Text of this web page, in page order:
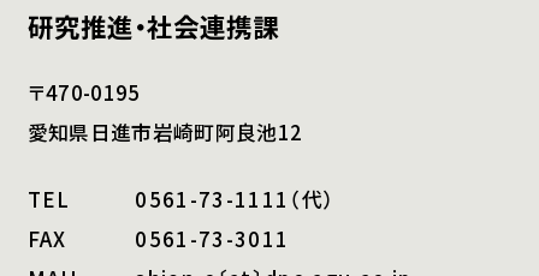
研究推進・社会連携課
〒470-0195
愛知県日進市岩崎町阿良池12
TEL
0561-73-1111（代）
FAX
0561-73-3011